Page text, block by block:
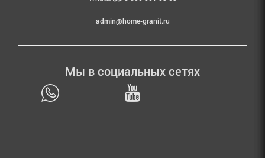
admin@home-granit.ru
Мы в социальных сетях